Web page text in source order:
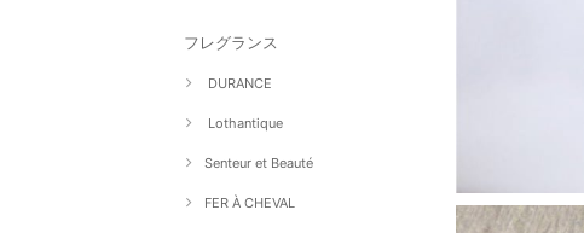
フレグランス
DURANCE
Lothantique
Senteur et Beauté
FER À CHEVAL